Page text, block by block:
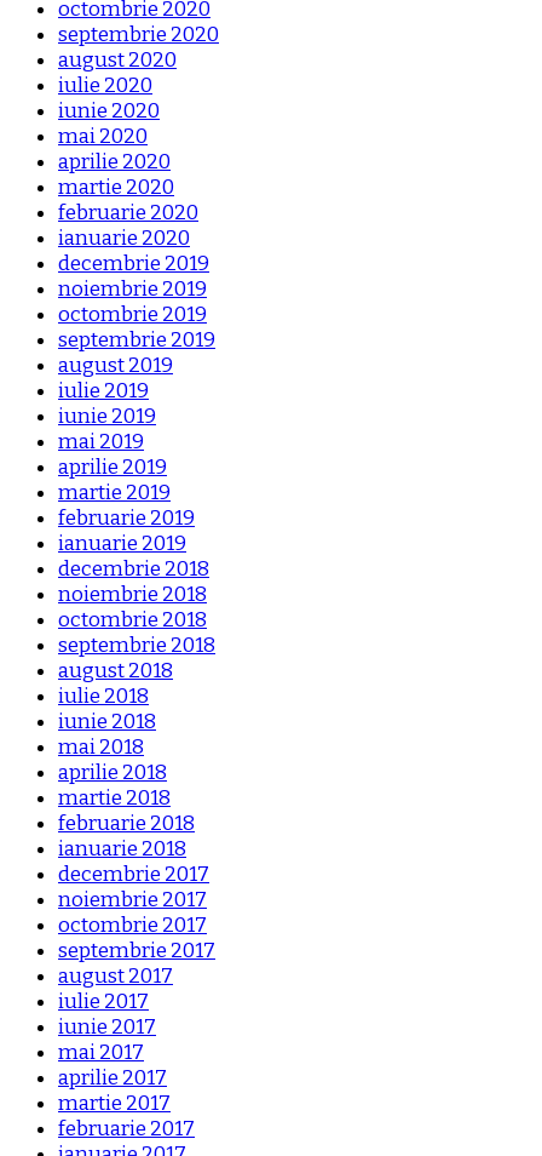
octombrie 2020
septembrie 2020
august 2020
iulie 2020
iunie 2020
mai 2020
aprilie 2020
martie 2020
februarie 2020
ianuarie 2020
decembrie 2019
noiembrie 2019
octombrie 2019
septembrie 2019
august 2019
iulie 2019
iunie 2019
mai 2019
aprilie 2019
martie 2019
februarie 2019
ianuarie 2019
decembrie 2018
noiembrie 2018
octombrie 2018
septembrie 2018
august 2018
iulie 2018
iunie 2018
mai 2018
aprilie 2018
martie 2018
februarie 2018
ianuarie 2018
decembrie 2017
noiembrie 2017
octombrie 2017
septembrie 2017
august 2017
iulie 2017
iunie 2017
mai 2017
aprilie 2017
martie 2017
februarie 2017